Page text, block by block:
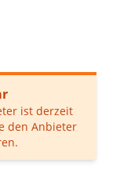
ist derzeit
den Anbieter